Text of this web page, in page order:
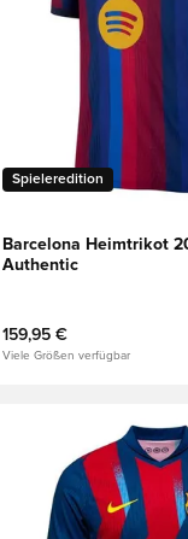
Spieleredition
Barcelona Heimtrikot
Authentic
159,95 €
Viele Größen verfügbar
Öffnet ein neues